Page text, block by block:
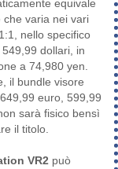
equivale
che varia nei vari
nello specifico
dollari, in
a 74,980 yen.
il bundle visore
euro, 599,99
sarà fisico bensì
il titolo.
VR2 può